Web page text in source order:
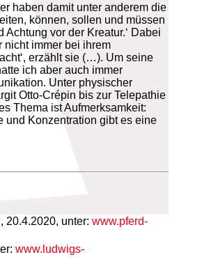
haben damit unter anderem die
können, sollen und müssen
vor der Kreatur.‘ Dabei
nicht immer bei ihrem
erzählt sie (…). Um seine
ich aber auch immer
Unter physischer
Otto-Crépin bis zur Telepathie
Thema ist Aufmerksamkeit:
und Konzentration gibt es eine
20.4.2020, unter: www.pferd-
www.ludwigs-